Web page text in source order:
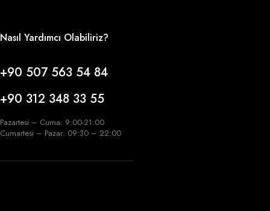
Nasıl Yardımcı Olabiliriz?
+90 507 563 54 84
+90 312 348 33 55
Pazartesi – Cuma: 9:00-21:00
Cumartesi – Pazar: 09:30 – 22:00